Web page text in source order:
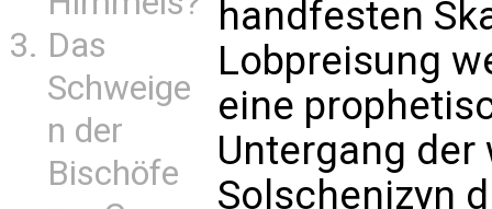
Das
Schweige
n der
Bischöfe
handfesten
Lobpreisung
eine
Untergang
Solschenizyn